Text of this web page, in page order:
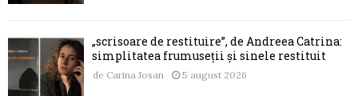
„scrisoare de restituire”, de Andreea Catrina:
simplitatea frumuseții și sinele restituit
de Carina Josan 5 august 2026